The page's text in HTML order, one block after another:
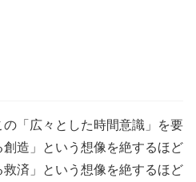
「広々とした時間意識」を要
造」という想像を絶するほど
済」という想像を絶するほど